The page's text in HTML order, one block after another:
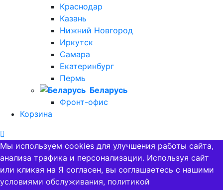
Краснодар
Казань
Нижний Новгород
Иркутск
Самара
Екатеринбург
Пермь
Беларусь
Фронт-офис
Корзина
Мы используем cookies для улучшения работы сайта,
анализа трафика и персонализации. Используя сайт
или кликая на Я согласен, вы соглашаетесь с нашими
условиями обслуживания, политикой